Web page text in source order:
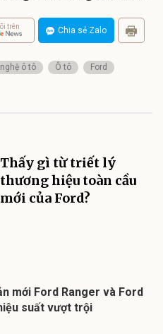
trên Chia sẻ Zalo
ô tô Ô tô
Ford
Thấy gì từ triết lý
thương hiệu toàn cầu
mới của Ford?
mới Ford Ranger và Ford
suất vượt trội